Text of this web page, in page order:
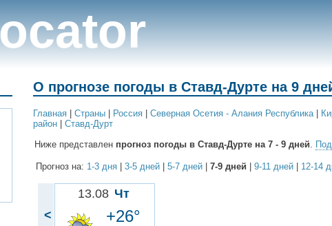
О прогнозе погоды в Ставд-Дурте на 9
Главная | Cтраны | Россия | Северная Осетия - Алания Республика |
район | Ставд-Дурт
Ниже представлен прогноз погоды в Ставд-Дурте на 7 - 9 дней
Прогноз на: 1-3 дня | 3-5 дней | 5-7 дней | 7-9 дней | 9-11 дней | 12-14
<
13.08 Чт
+26°